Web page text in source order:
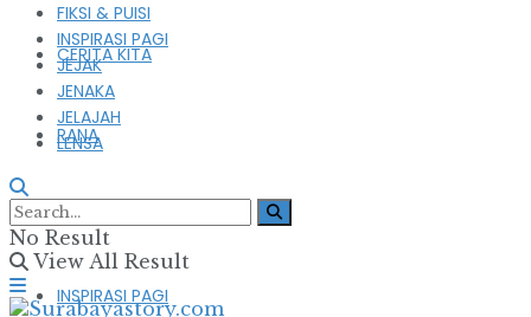
CERITA KITA
RANA
FIKSI & PUISI
INSPIRASI PAGI
FIKSI & PUISI
INSPIRASI PAGI
JEJAK
JENAKA
JELAJAH
LENSA
No Result
View All Result